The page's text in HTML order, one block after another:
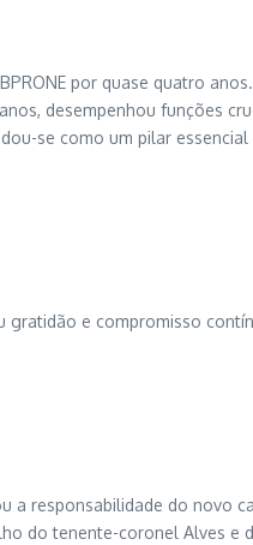
por quase quatro
desempenhou funções
se como um pilar
e compromisso
a responsabilidade do novo
do tenente-coronel Alves e